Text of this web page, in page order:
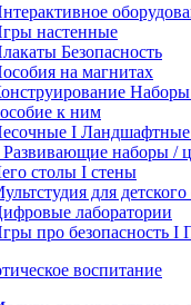
настенные
Безопасность
на магнитах
Наборы
к ним
I Ландшафтные
наборы /
столы I стены
для детского
лаборатории
про безопасность
воспитание